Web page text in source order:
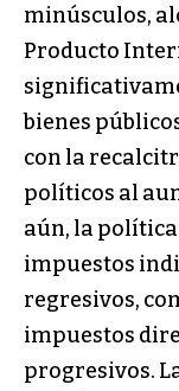
minúsculos,
Producto
bienes
con la
políticos al
aún, la
impuestos
regresivos,
impuestos
progresivos.